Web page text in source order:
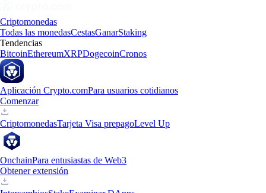
Criptomonedas
Todas las monedasCestasGanarStaking
Tendencias
BitcoinEthereumXRPDogecoinCronos
Aplicación Crypto.comPara usuarios cotidianos
Comenzar
CriptomonedasTarjeta Visa prepagoLevel Up
OnchainPara entusiastas de Web3
Obtener extensión